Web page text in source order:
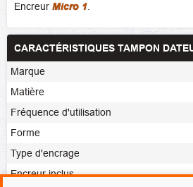
Encreur Micro 1
CARACTÉRISTIQUES TAMPON
Marque
Matière
Fréquence d'utilisation
Forme
Type d'encrage
Encreur inclus